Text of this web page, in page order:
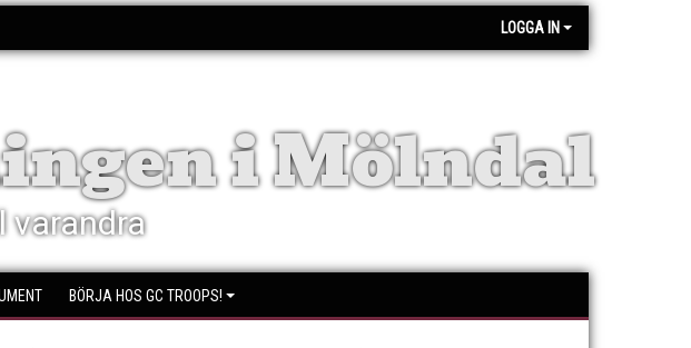
LOGGA IN
i Mölndal
varandra
BÖRJA HOS GC TROOPS!